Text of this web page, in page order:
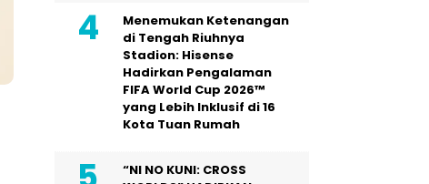
Menemukan Ketenangan
di Tengah Riuhnya
Stadion: Hisense
Hadirkan Pengalaman
FIFA World Cup 2026™
yang Lebih Inklusif di 16
Kota Tuan Rumah
“NI NO KUNI: CROSS